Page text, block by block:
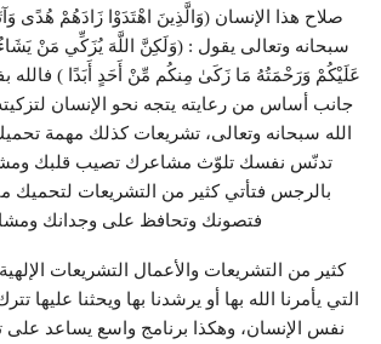
صلاح هذا الإنسان (وَالَّذِينَ اهْتَدَوْا زَادَهُمْ هُدًى
سبحانه وتعالى يقول : (وَلَكِنَّ اللَّهَ يُزَكِّي مَنْ
عَلَيْكُمْ وَرَحْمَتُهُ مَا زَكَىٰ مِنكُم مِّنْ أَحَدٍ أَبَدًا ) فالله
جانب أساس من رعايته يتجه نحو الإنسان
الله سبحانه وتعالى، تشريعات كذلك مهمة
تدنّس نفسك تلوّث مشاعرك تصيب قلبك
بالرجس فتأتي كثير من التشريعات لتحميك
فتصونك وتحافظ على وجدانك
كثير من التشريعات والأعمال التشريعات
التي يأمرنا الله بها أو يرشدنا بها ويحثنا عليها
نفس الإنسان، وهكذا برنامج واسع يساعد على